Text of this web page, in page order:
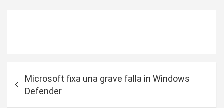
Microsoft fixa una grave falla in Windows
Defender